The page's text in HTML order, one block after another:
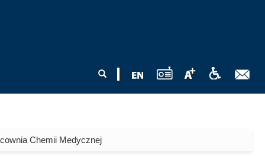
Szukaj
Chemii Medycznej